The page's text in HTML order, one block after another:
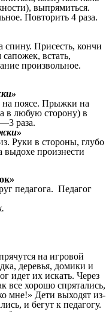
выпрямиться.
Повторить 4 раза.
спину. Присесть, кончи
встать,
произвольное.
на поясе. Прыжки на
в любую сторону) в
раза.
Руки в стороны, глубо
выдохе произнести
педагога. Педагог
на игровой
деревья, домики и
идет их искать. Через
все хорошо спрятались,
мне!» Дети выходят из-
и бегут к педагогу.